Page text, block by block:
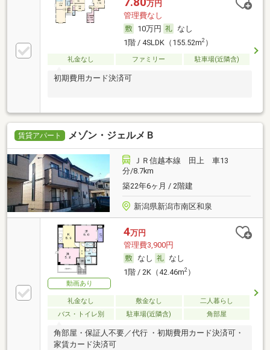
万円
管理費なし
10万円
なし
1階 / 4SLDK（155.52m2）
礼金なし ファミリー 駐車場(近隣含)
初期費用カード決済可
賃貸アパート メゾン・ジェルメＢ
ＪＲ信越本線 田上 車13
分/8.7km
築22年6ヶ月 / 2階建
新潟県新潟市南区和泉
動画あり
4万円
管理費3,900円
なし
なし
1階 / 2K（42.46m2）
礼金なし 敷金なし
二人暮らし
バス・トイレ別
駐車場(近隣含) 角部屋
角部屋・保証人不要／代行 ・初期費用カード決済可・
家賃カード決済可